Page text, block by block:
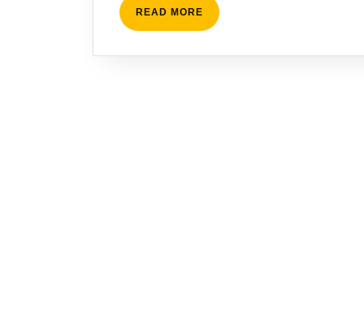
READ MORE READ
MORE